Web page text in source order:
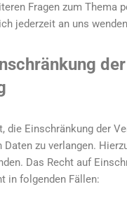
Fragen zum Thema
jederzeit an uns
der
die Einschränkung der
Daten zu verlangen.
Das Recht auf
in folgenden Fällen: